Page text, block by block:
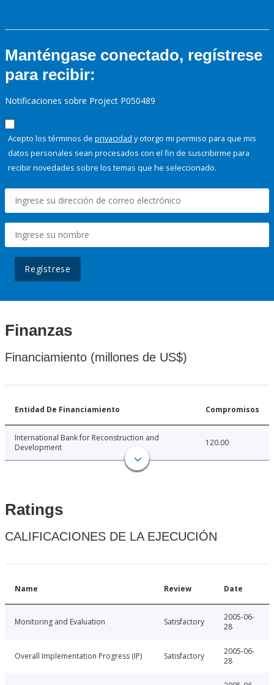
Manténgase conectado, regístrese
para recibir:
Notificaciones sobre Project P050489
Acepto los términos de privacidad y otorgo mi permiso para que mis
datos personales sean procesados con el fin de suscribirme para
recibir novedades sobre los temas que he seleccionado.
Regístrese
Finanzas
Financiamiento (millones de US$)
Entidad De Financiamiento Compromisos
International Bank for Reconstruction and
Development
120.00
Ratings
CALIFICACIONES DE LA EJECUCIÓN
Name Review Date
Monitoring and Evaluation Satisfactory
2005-06-
28
Overall Implementation Progress (IP) Satisfactory
2005-06-
28